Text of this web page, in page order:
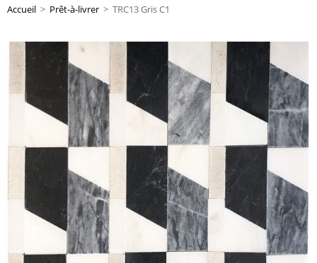
Accueil > Prêt-à-livrer > TRC13 Gris C1